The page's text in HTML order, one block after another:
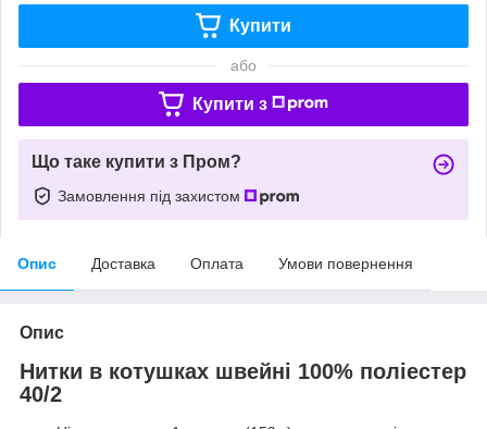
Купити
або
Купити з
Що таке купити з Пром?
Замовлення під захистом
Опис Доставка Оплата Умови повернення
Опис
Нитки в котушках швейні 100% поліестер
40/2